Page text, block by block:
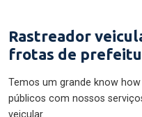
Rastreador
frotas de
Temos um grande know
públicos com nossos
veicular.